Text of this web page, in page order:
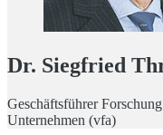
Dr. Siegfried
Geschäftsführer
Unternehmen (vfa)